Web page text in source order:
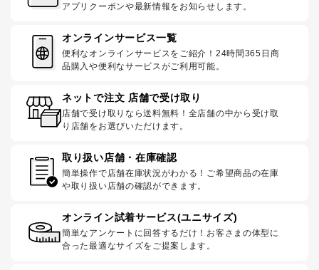
アプリクーポンや最新情報をお知らせします。
オンラインサービス一覧
便利なオンラインサービスをご紹介！24時間365日商
品購入や便利なサービスがご利用可能。
ネットで注文 店舗で受け取り
店舗で受け取りなら送料無料！全店舗の中から受け取
り店舗をお選びいただけます。
取り扱い店舗・在庫確認
簡単操作で店舗在庫状況がわかる！ご希望商品の在庫
や取り扱い店舗の確認ができます。
オンライン試着サービス(ユニサイズ)
簡単なアンケートに回答するだけ！お客さまの体型に
合った最適なサイズをご提案します。